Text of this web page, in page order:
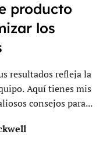
producto
los
resultados refleja la
Aquí tienes mis
consejos para...